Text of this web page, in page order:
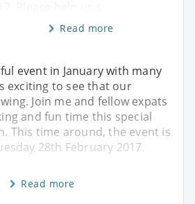
Read more
event in January with many
exciting to see that our
Join me and fellow expats
and fun time this special
This time around, the event is
28th February 2017.
Read more